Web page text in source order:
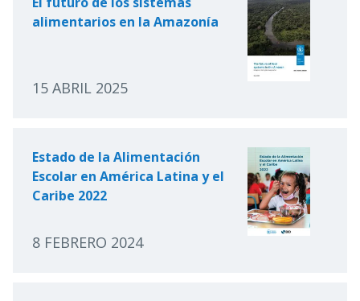
alimentarios en la Amazonía
15 ABRIL 2025
Estado de la Alimentación
Escolar en América Latina y el
Caribe 2022
8 FEBRERO 2024